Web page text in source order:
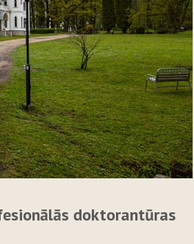
doktorantūras